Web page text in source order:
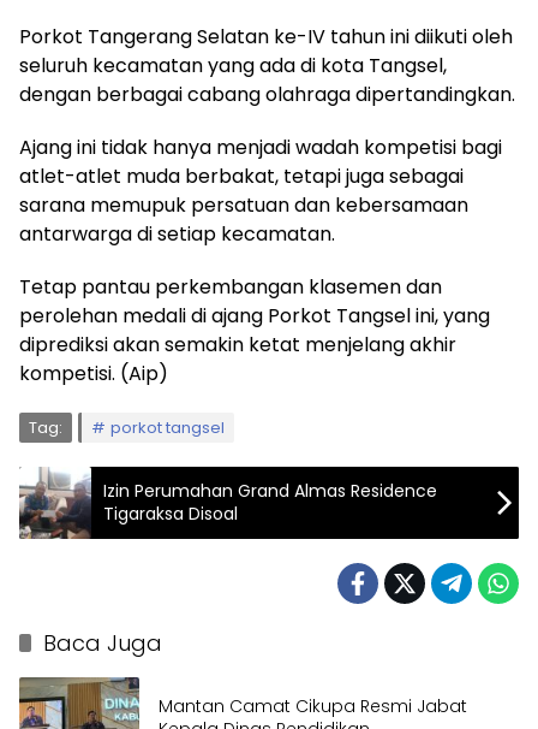
Porkot Tangerang Selatan ke-IV tahun ini diikuti oleh
seluruh kecamatan yang ada di kota Tangsel,
dengan berbagai cabang olahraga dipertandingkan.
Ajang ini tidak hanya menjadi wadah kompetisi bagi
atlet-atlet muda berbakat, tetapi juga sebagai
sarana memupuk persatuan dan kebersamaan
antarwarga di setiap kecamatan.
Tetap pantau perkembangan klasemen dan
perolehan medali di ajang Porkot Tangsel ini, yang
diprediksi akan semakin ketat menjelang akhir
kompetisi. (Aip)
Tag: porkot tangsel
Izin Perumahan Grand Almas Residence
Tigaraksa Disoal
Baca Juga
Mantan Camat Cikupa Resmi Jabat